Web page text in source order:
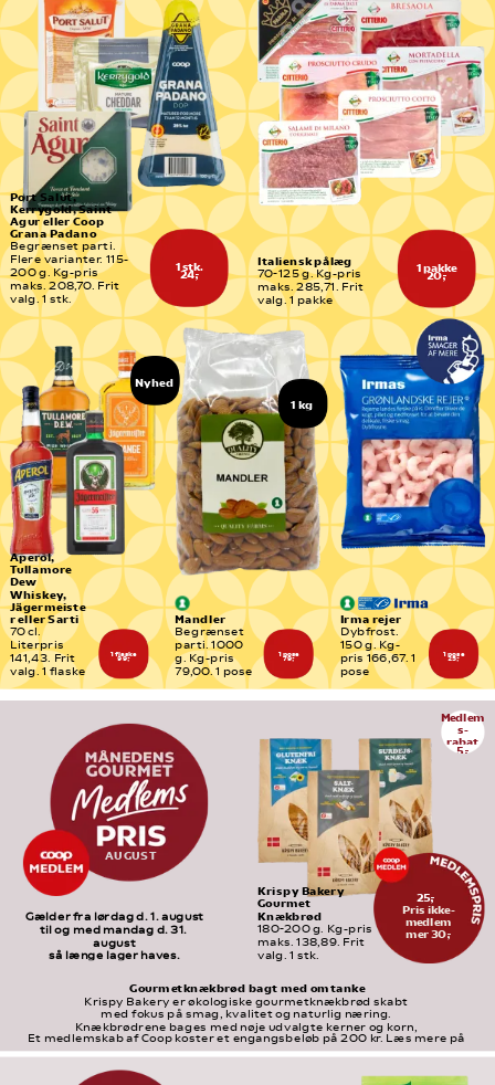
1 flaske
99,-
Aperol,
Tullamore
Dew
Whiskey,
Jägermeiste
r eller Sarti
70 cl.
Literpris
141,43. Frit
valg. 1 flaske
1 stk.
24,-
Port Salut,
Kerrygold, Saint
Agur eller Coop
Grana Padano
Begrænset parti.
Flere varianter. 115-
200 g. Kg-pris
maks. 208,70. Frit
valg. 1 stk.
1 pose
25,-
Irma rejer
Dybfrost.
150 g. Kg-
pris 166,67. 1
pose
1 pose
79,-
Mandler
Begrænset
parti. 1000
g. Kg-pris
79,00. 1 pose
1 pakke
20,-
Italiensk pålæg
70-125 g. Kg-pris
maks. 285,71. Frit
valg. 1 pakke
1 kg
Nyhed
Medlem
s-
rabat
5,-
25,-
Pris ikke-
medlem
mer 30,-
Krispy Bakery
Gourmet
Knækbrød
180-200 g. Kg-pris
maks. 138,89. Frit
valg. 1 stk.
AUGUST
Gælder fra lørdag d. 1. august
til og med mandag d. 31.
august
så længe lager haves.
Gourmetknækbrød bagt med omtanke
Krispy Bakery er økologiske gourmetknækbrød skabt
med fokus på smag, kvalitet og naturlig næring.
Knækbrødrene bages med nøje udvalgte kerner og korn,
som giver en fyldig smag og sprød tekstur. Den perfekte
snack på farten.
Et medlemskab af Coop koster et engangsbeløb på 200 kr. Læs mere på
medlem.coop.dk